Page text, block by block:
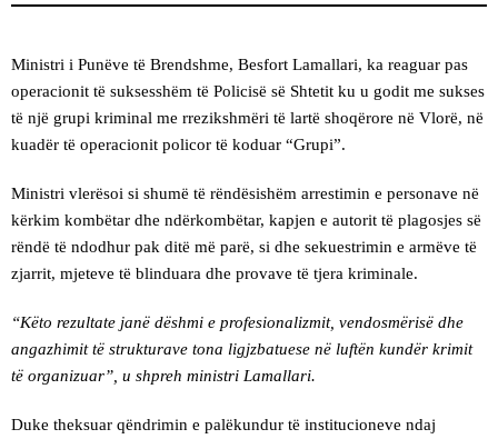
Ministri i Punëve të Brendshme, Besfort Lamallari, ka reaguar pas
operacionit të suksesshëm të Policisë së Shtetit ku u godit me sukses
të një grupi kriminal me rrezikshmëri të lartë shoqërore në Vlorë, në
kuadër të operacionit policor të koduar “Grupi”.
Ministri vlerësoi si shumë të rëndësishëm arrestimin e personave në
kërkim kombëtar dhe ndërkombëtar, kapjen e autorit të plagosjes së
rëndë të ndodhur pak ditë më parë, si dhe sekuestrimin e armëve të
zjarrit, mjeteve të blinduara dhe provave të tjera kriminale.
“Këto rezultate janë dëshmi e profesionalizmit, vendosmërisë dhe
angazhimit të strukturave tona ligjzbatuese në luftën kundër krimit
të organizuar”, u shpreh ministri Lamallari.
Duke theksuar qëndrimin e palëkundur të institucioneve ndaj